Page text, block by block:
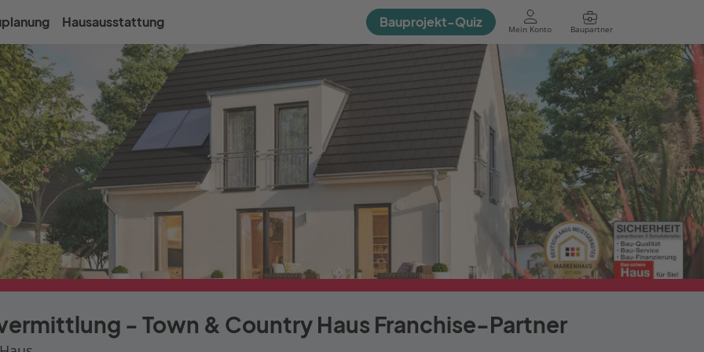
Hausausstattung Bauprojekt-Quiz Mein Konto Baupartner
- Town & Country Haus Franchise-Partner